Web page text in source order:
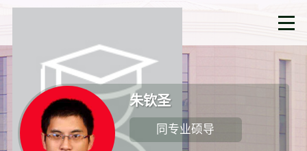
朱钦圣
同专业硕导